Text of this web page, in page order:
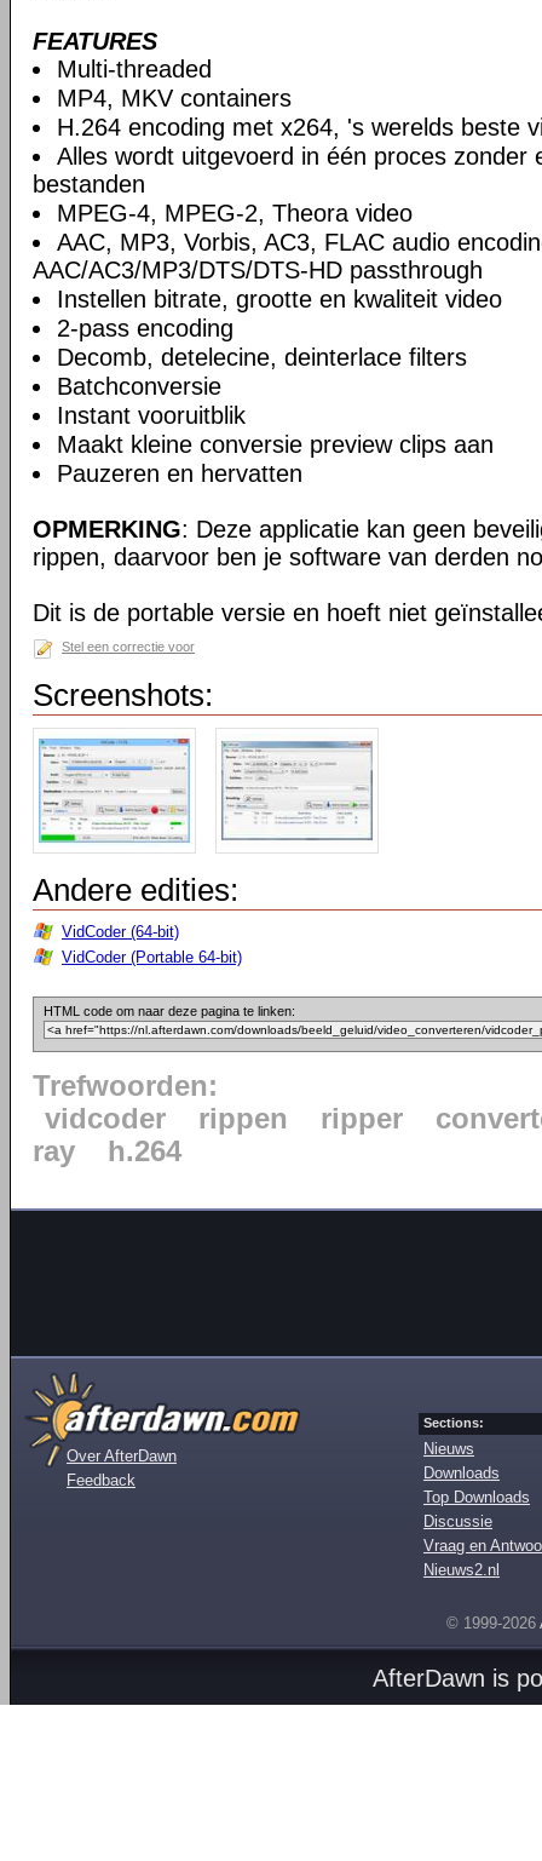
FEATURES
Multi-threaded
MP4, MKV containers
H.264 encoding met x264, 's werelds beste
Alles wordt uitgevoerd in één proces zonder
bestanden
MPEG-4, MPEG-2, Theora video
AAC, MP3, Vorbis, AC3, FLAC audio
AAC/AC3/MP3/DTS/DTS-HD passthrough
Instellen bitrate, grootte en kwaliteit video
2-pass encoding
Decomb, detelecine, deinterlace filters
Batchconversie
Instant vooruitblik
Maakt kleine conversie preview clips aan
Pauzeren en hervatten
OPMERKING: Deze applicatie kan geen
rippen, daarvoor ben je software van derden
Dit is de portable versie en hoeft niet
Stel een correctie voor
Screenshots:
Andere edities:
VidCoder (64-bit)
VidCoder (Portable 64-bit)
HTML code om naar deze pagina te linken:
Trefwoorden:
vidcoder
rippen ripper
ray
h.264
Over AfterDawn
Feedback
Sections:
Nieuws
Downloads
Top Downloads
Discussie
Vraag en
Nieuws2.nl
© 1999-2026
AfterDawn is